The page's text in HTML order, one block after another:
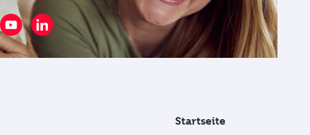
Startseite